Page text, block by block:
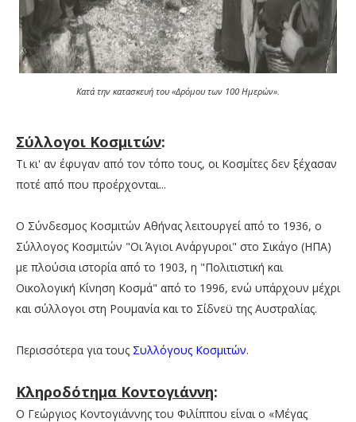
Κατά την κατασκευή του «Δρόμου των 100 Ημερών».
Σύλλογοι Κοσμιτών:
Τι κι' αν έφυγαν από τον τόπο τους, οι Κοσμίτες δεν ξέχασαν
ποτέ από που προέρχονται...
Ο Σύνδεσμος Κοσμιτών Αθήνας λειτουργεί από το 1936, ο
Σύλλογος Κοσμιτών "Οι Άγιοι Ανάργυροι" στο Σικάγο (ΗΠΑ)
με πλούσια ιστορία από το 1903, η "Πολιτιστική και
Οικολογική Κίνηση Κοσμά" από το 1996, ενώ υπάρχουν μέχρι
και σύλλογοι στη Ρουμανία και το Σίδνεϋ της Αυστραλίας.
Περισσότερα για τους Συλλόγους Κοσμιτών.
Κληροδότημα Κοντογιάννη:
Ο Γεώργιος Κοντογιάννης του Φιλίππου είναι ο «Μέγας